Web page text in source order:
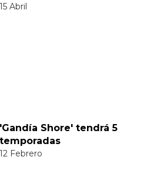
15 Abril
'Gandía Shore' tendrá 5
temporadas
12 Febrero